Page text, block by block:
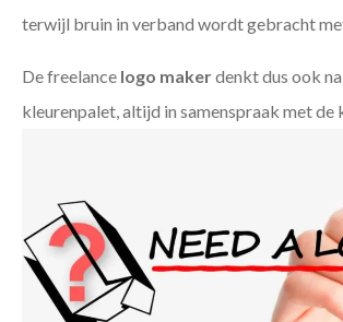
terwijl bruin in verband wordt gebracht
De freelance logo makerdenkt dus ook
kleurenpalet, altijd in samenspraak met de